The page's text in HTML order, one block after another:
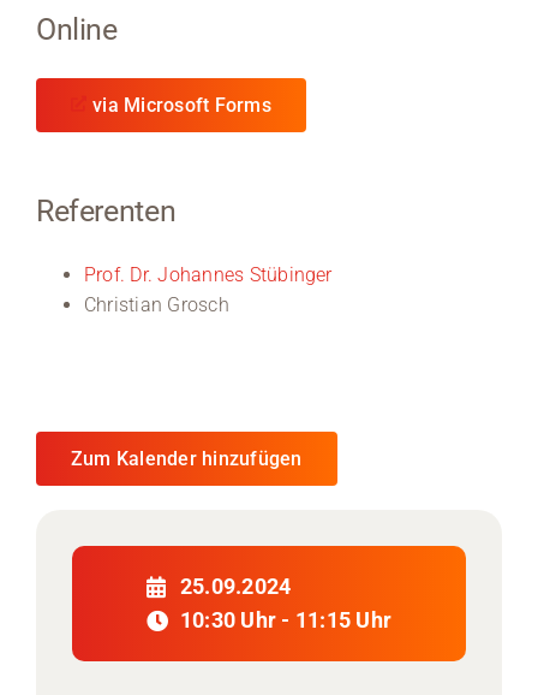
Veranstaltungen
Online
via Microsoft Forms
Referenten
Prof. Dr. Johannes Stübinger
Christian Grosch
Zum Kalender hinzufügen
25.09.2024
10:30 Uhr - 11:15 Uhr